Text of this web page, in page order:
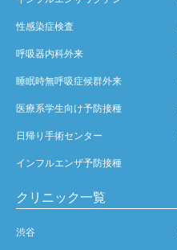
性感染症検査
呼吸器内科外来
睡眠時無呼吸症候群外来
医療系学生向け予防接種
日帰り手術センター
インフルエンザ予防接種
クリニック一覧
渋谷